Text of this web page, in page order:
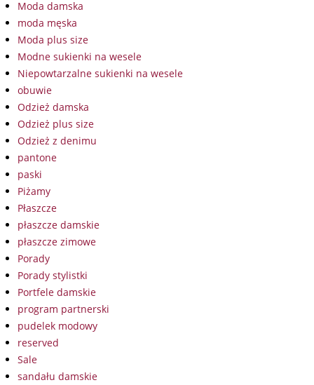
Moda damska
moda męska
Moda plus size
Modne sukienki na wesele
Niepowtarzalne sukienki na wesele
obuwie
Odzież damska
Odzież plus size
Odzież z denimu
pantone
paski
Piżamy
Płaszcze
płaszcze damskie
płaszcze zimowe
Porady
Porady stylistki
Portfele damskie
program partnerski
pudelek modowy
reserved
Sale
sandału damskie